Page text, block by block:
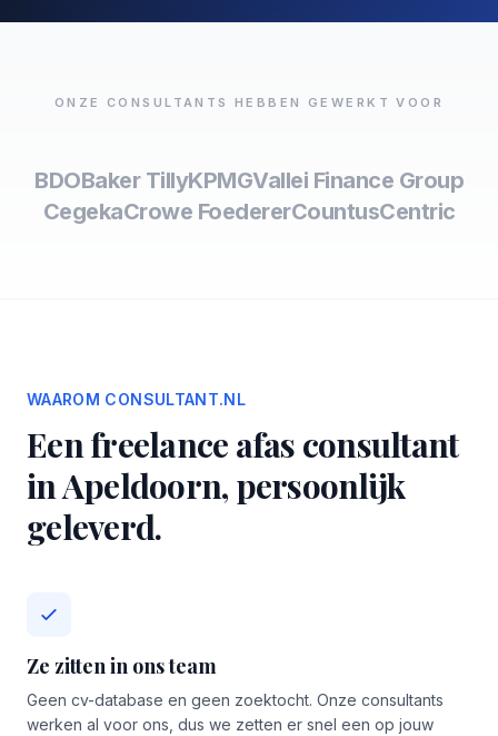
ONZE CONSULTANTS HEBBEN GEWERKT VOOR
BDOBaker TillyKPMGVallei Finance Group
CegekaCrowe FoedererCountusCentric
WAAROM CONSULTANT.NL
Een freelance afas consultant
in Apeldoorn, persoonlijk
geleverd.
Ze zitten in ons team
Geen cv-database en geen zoektocht. Onze consultants
werken al voor ons, dus we zetten er snel een op jouw